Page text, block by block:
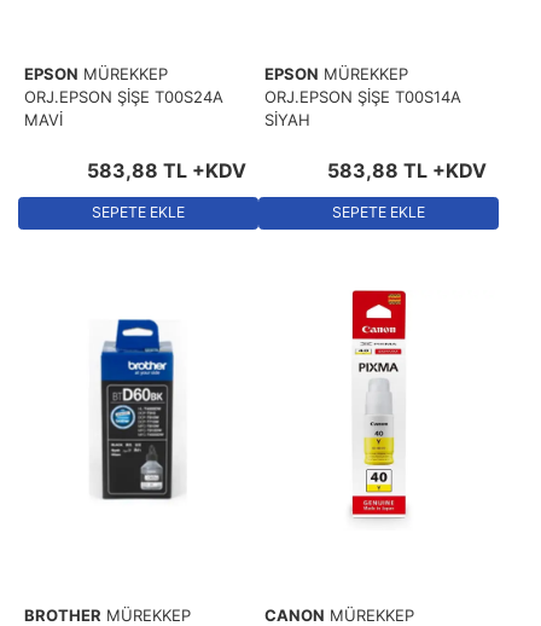
EPSON MÜREKKEP
ORJ.EPSON ŞİŞE T00S24A
MAVİ
583,88 TL +KDV
SEPETE EKLE
EPSON MÜREKKEP
ORJ.EPSON ŞİŞE T00S14A
SİYAH
583,88 TL +KDV
SEPETE EKLE
BROTHER MÜREKKEP
CANON MÜREKKEP